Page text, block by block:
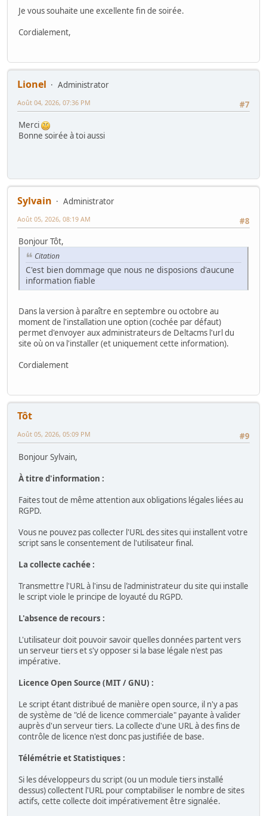
Je vous souhaite une excellente fin de soirée.
Cordialement,
Lionel
Administrator
#7
Août 04, 2026, 07:36 PM
Merci
Bonne soirée à toi aussi
Sylvain
Administrator
#8
Août 05, 2026, 08:19 AM
Bonjour Tôt,
Citation
C'est bien dommage que nous ne disposions d'aucune
information fiable
Dans la version à paraître en septembre ou octobre au
moment de l'installation une option (cochée par défaut)
permet d'envoyer aux administrateurs de Deltacms l'url du
site où on va l'installer (et uniquement cette information).
Cordialement
Tôt
#9
Août 05, 2026, 05:09 PM
Bonjour Sylvain,
À titre d'information :
Faites tout de même attention aux obligations légales liées au
RGPD.
Vous ne pouvez pas collecter l'URL des sites qui installent votre
script sans le consentement de l'utilisateur final.
La collecte cachée :
Transmettre l'URL à l'insu de l'administrateur du site qui installe
le script viole le principe de loyauté du RGPD.
L'absence de recours :
L'utilisateur doit pouvoir savoir quelles données partent vers
un serveur tiers et s'y opposer si la base légale n'est pas
impérative.
Licence Open Source (MIT / GNU) :
Le script étant distribué de manière open source, il n'y a pas
de système de "clé de licence commerciale" payante à valider
auprès d'un serveur tiers. La collecte d'une URL à des fins de
contrôle de licence n'est donc pas justifiée de base.
Télémétrie et Statistiques :
Si les développeurs du script (ou un module tiers installé
dessus) collectent l'URL pour comptabiliser le nombre de sites
actifs, cette collecte doit impérativement être signalée.